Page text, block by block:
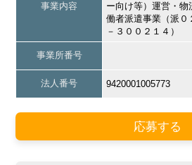
事業内容
ー向け等）運営・
働者派遣事業（派０
－３００２１４）
事業所番号
法人番号 9420001005773
応募する